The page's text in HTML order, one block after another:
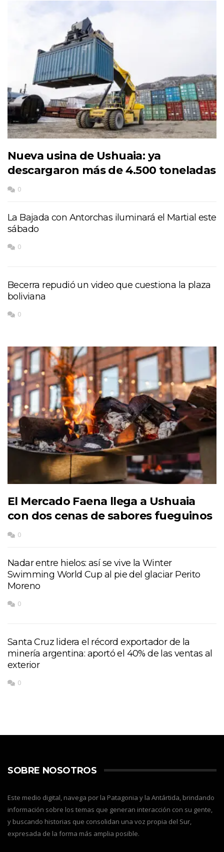
Nueva usina de Ushuaia: ya
descargaron más de 4.500 toneladas
0
La Bajada con Antorchas iluminará el Martial este
sábado
0
Becerra repudió un video que cuestiona la plaza
boliviana
0
El Mercado Faena llega a Ushuaia
con dos cenas de sabores fueguinos
0
Nadar entre hielos: así se vive la Winter
Swimming World Cup al pie del glaciar Perito
Moreno
0
Santa Cruz lidera el récord exportador de la
minería argentina: aportó el 40% de las ventas al
exterior
0
SOBRE NOSOTROS
Este medio digital, navega por la Patagonia y la Antártida, brindando
información sobre los temas que generan interacción con su gente,
y buscando historias que consolidan una voz propia del Sur,
expresada de la forma más amplia posible.